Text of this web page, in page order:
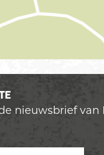
nieuwsbrief van